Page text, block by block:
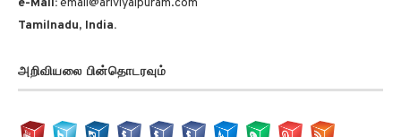
Contact:Click Here to Contact
e-Mail: email@ariviyalpuram.com